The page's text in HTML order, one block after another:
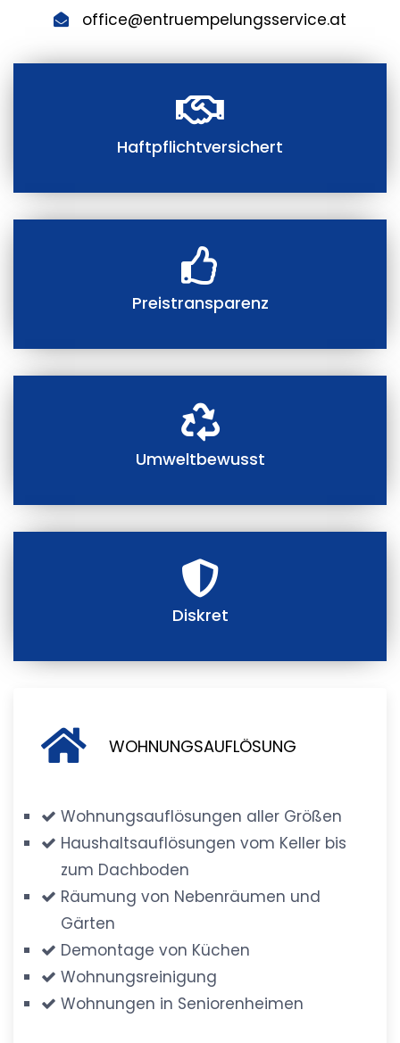
office@entruempelungsservice.at
Haftpflichtversichert
Preistransparenz
Umweltbewusst
Diskret
WOHNUNGSAUFLÖSUNG
Wohnungsauflösungen aller Größen
Haushaltsauflösungen vom Keller bis
zum Dachboden
Räumung von Nebenräumen und
Gärten
Demontage von Küchen
Wohnungsreinigung
Wohnungen in Seniorenheimen